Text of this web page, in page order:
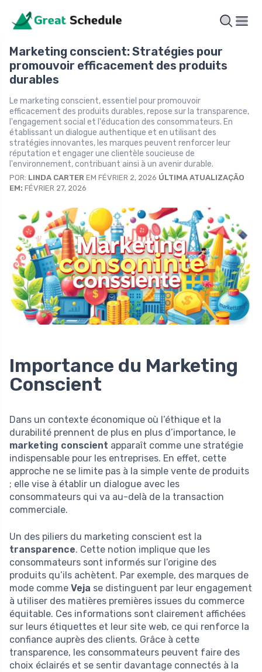
Marketing conscient: Stratégies pour
promouvoir efficacement des produits
durables
Le marketing conscient, essentiel pour promouvoir
efficacement des produits durables, repose sur la transparence,
l'engagement social et l'éducation des consommateurs. En
établissant un dialogue authentique et en utilisant des
stratégies innovantes, les marques peuvent renforcer leur
réputation et engager une clientèle soucieuse de
l'environnement, contribuant ainsi à un avenir durable.
POR: LINDA CARTER EM FÉVRIER 2, 2026 ÚLTIMA ATUALIZAÇÃO
EM: FÉVRIER 27, 2026
Importance du Marketing
Conscient
Dans un contexte économique où l’éthique et la
durabilité prennent de plus en plus d’importance, le
marketing conscient apparaît comme une stratégie
indispensable pour les entreprises. En effet, cette
approche ne se limite pas à la simple vente de produits
; elle vise à établir un dialogue avec les
consommateurs qui va au-delà de la transaction
commerciale.
Un des piliers du marketing conscient est la
transparence. Cette notion implique que les
consommateurs sont informés sur l’origine des
produits qu’ils achètent. Par exemple, des marques de
mode comme Veja se distinguent par leur engagement
à utiliser des matières premières issues du commerce
équitable. Ces informations sont clairement affichées
sur leurs étiquettes et leur site web, ce qui renforce la
confiance auprès des clients. Grâce à cette
transparence, les consommateurs peuvent faire des
choix éclairés et se sentir davantage connectés à la